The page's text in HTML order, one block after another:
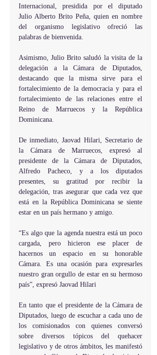
Internacional, presidida por el diputado
Julio Alberto Brito Peña, quien en nombre
del organismo legislativo ofreció las
palabras de bienvenida.
Asimismo, Julio Brito saludó la visita de la
delegación a la Cámara de Diputados,
destacando que la misma sirve para el
fortalecimiento de la democracia y para el
fortalecimiento de las relaciones entre el
Reino de Marruecos y la República
Dominicana.
De inmediato, Jaovad Hilari, Secretario de
la Cámara de Marruecos, expresó al
presidente de la Cámara de Diputados,
Alfredo Pacheco, y a los diputados
presentes, su gratitud por recibir la
delegación, tras asegurar que cada vez que
está en la República Dominicana se siente
estar en un país hermano y amigo.
“Es algo que la agenda nuestra está un poco
cargada, pero hicieron ese placer de
hacernos un espacio en su honorable
Cámara. Es una ocasión para expresarles
nuestro gran orgullo de estar en su hermoso
país”, expresó Jaovad Hilari
En tanto que el presidente de la Cámara de
Diputados, luego de escuchar a cada uno de
los comisionados con quienes conversó
sobre diversos tópicos del quehacer
legislativo y de otros ámbitos, les manifestó